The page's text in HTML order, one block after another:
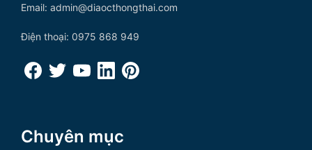
Email: admin@diaocthongthai.com
Điện thoại: 0975 868 949
Chuyên mục